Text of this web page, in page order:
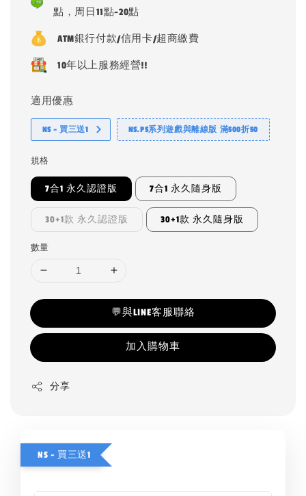
點，周日11點-20點
ATM銀行付款/信用卡/超商繳費
10年以上服務經營!!
適用優惠
NS - 買三送1 NS.PS系列遊戲與離線版 滿500折50
規格
7合1 永久認證版 7合1 永久隨身版
30+1款 永久認證版 30+1款 永久隨身版
數量
💬與LINE客服聯絡
加入購物車
分享
NS - 買三送1